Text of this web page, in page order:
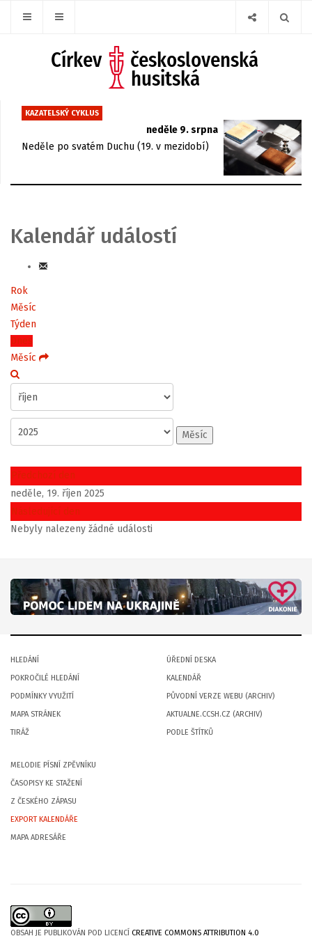
KAZATELSKÝ CYKLUS
neděle 9. srpna
Neděle po svatém Duchu (19. v mezidobí)
Kalendář událostí
Rok
Měsíc
Týden
Dnes
Měsíc
Měsíc
Předchozí den
neděle, 19. říjen 2025
Následující den
Nebyly nalezeny žádné události
HLEDÁNÍ
POKROČILÉ HLEDÁNÍ
PODMÍNKY VYUŽITÍ
MAPA STRÁNEK
TIRÁŽ
ÚŘEDNÍ DESKA
KALENDÁŘ
PŮVODNÍ VERZE WEBU (ARCHIV)
AKTUALNE.CCSH.CZ (ARCHIV)
PODLE ŠTÍTKŮ
MELODIE PÍSNÍ ZPĚVNÍKU
ČASOPISY KE STAŽENÍ
Z ČESKÉHO ZÁPASU
EXPORT KALENDÁŘE
MAPA ADRESÁŘE
OBSAH JE PUBLIKOVÁN POD LICENCÍ CREATIVE COMMONS ATTRIBUTION 4.0